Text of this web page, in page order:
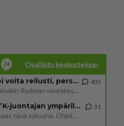
Osallistu keskusteluun
Jos SDP ei voita reilusti, persut kumoavat demokratian Suomesta
Näin tekisi ainakin Rydman seuratessaan idolinsa Trumpin mallia https://www.is.fi/politiikka/art-2000012187244.html
435
Uuden TTK-juontajan ympärillä epätietoisuus sakenee - Nyt MTV hämmentää soppaa
TTK tulee taas tänä syksynä. Ohjelman uudet tähtioppilaat julkistetaan torstaina 6. elokuuta klo 14 alkavassa lehdistö
31